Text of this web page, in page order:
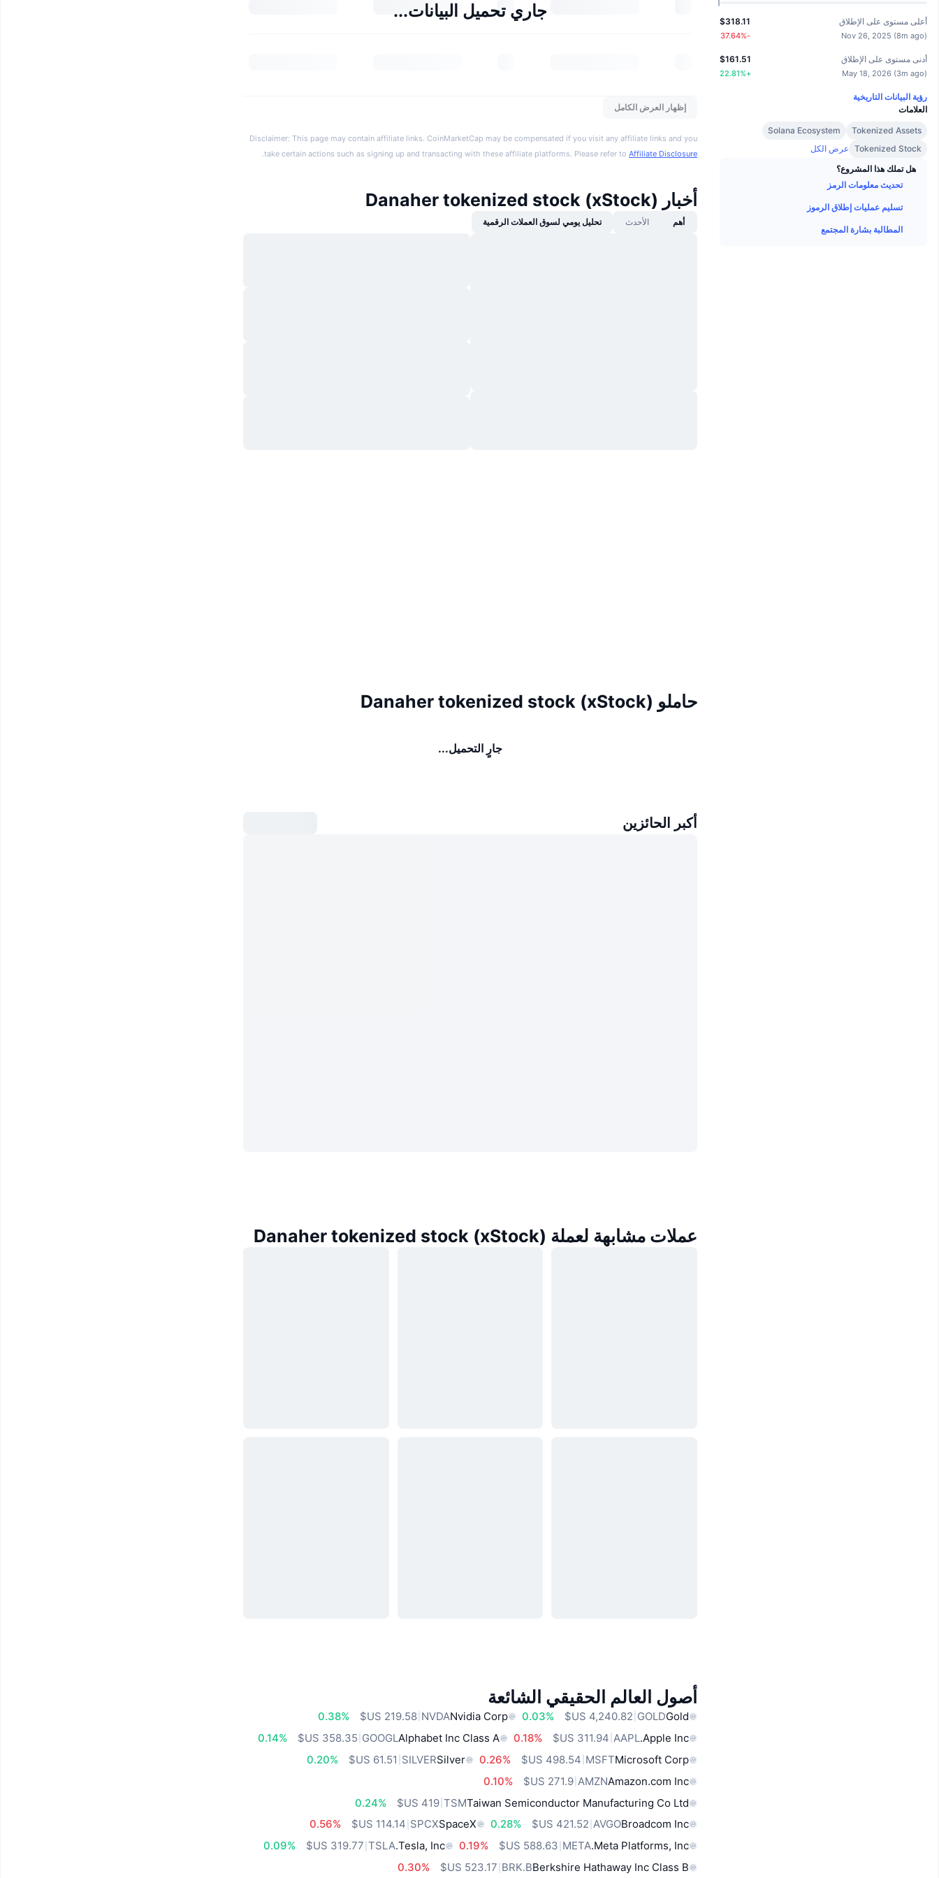
أعلى مستوى على الإطلاق
Nov 26, 2025 (8m ago)
$318.11
-37.64
%
أدنى مستوى على الإطلاق
May 18, 2026 (3m ago)
$161.51
+
22.81%
رؤية البيانات التاريخية
العلامات
Tokenized Assets
Solana Ecosystem
Tokenized Stock عرض الكل
هل تملك هذا المشروع؟
تحديث معلومات الرمز
تسليم عمليات إطلاق الرموز
المطالبة بشارة المجتمع
جاري تحميل البيانات...
إظهار العرض الكامل
Disclaimer: This page may contain affiliate links. CoinMarketCap may be compensated if you visit any affiliate links and you
take certain actions such as signing up and transacting with these affiliate platforms. Please refer to Affiliate Disclosure
.
أخبار Danaher tokenized stock (xStock)
أهم الأحدث تحليل يومي لسوق العملات الرقمية
حاملو Danaher tokenized stock (xStock)
جارٍ التحميل...
أكبر الحائزين
عملات مشابهة لعملة Danaher tokenized stock (xStock)
أصول العالم الحقيقي الشائعة
Gold
GOLD
0.03%
Nvidia Corp
NVDA
‏219.58 US$
0.38%
Apple Inc.
AAPL
0.18%
Alphabet Inc Class A
GOOGL
0.14%
Microsoft Corp
MSFT
0.26%
Silver
SILVER
0.20%
Amazon.com Inc
AMZN
‏271.9 US$
0.10%
Taiwan Semiconductor Manufacturing Co Ltd
TSM
‏419 US$
0.24%
Broadcom Inc
AVGO
0.28%
SpaceX
SPCX
0.56%
Meta Platforms, Inc.
META
0.19%
Tesla, Inc.
TSLA
0.09%
Berkshire Hathaway Inc Class B
BRK.B
0.30%